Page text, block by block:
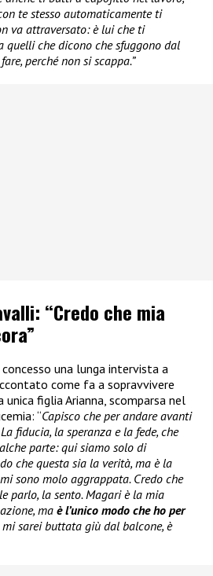
te stesso automaticamente ti
va attraversato: è lui che ti
quelli che dicono che sfuggono dal
perché non si scappa.”
“Credo che mia
una lunga intervista a
come fa a sopravvivere
figlia Arianna, scomparsa nel
“Capisco che per andare avanti
fiducia, la speranza e la fede, che
parte: qui siamo solo di
che questa sia la verità, ma è la
sono molo aggrappata. Credo che
parlo, la sento. Magari è la mia
ma è l’unico modo che ho per
sarei buttata giù dal balcone, è